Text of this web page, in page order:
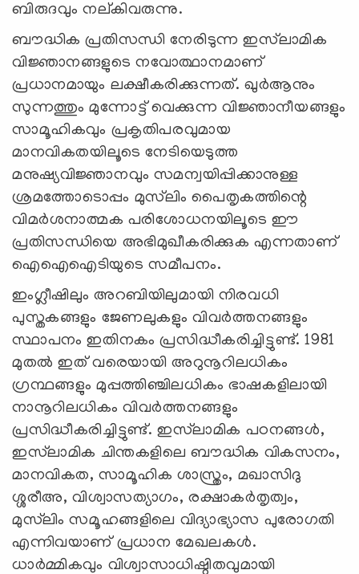
ബിരുദവും നല്കിവരുന്നു.
ബൗദ്ധിക പ്രതിസന്ധി നേരിടുന്ന ഇസ്‍ലാമിക
വിജ്ഞാനങ്ങളുടെ നവോത്ഥാനമാണ്
പ്രധാനമായും ലക്ഷീകരിക്കുന്നത്. ഖുർആനും
സുന്നത്തും മുന്നോട്ട് വെക്കുന്ന വിജ്ഞാനീയങ്ങളും
സാമൂഹികവും പ്രകൃതിപരവുമായ
മാനവികതയിലൂടെ നേടിയെടുത്ത
മനുഷ്യവിജ്ഞാനവും സമന്വയിപ്പിക്കാനുള്ള
ശ്രമത്തോടൊപ്പം മുസ്‌ലിം പൈതൃകത്തിന്റെ
വിമർശനാത്മക പരിശോധനയിലൂടെ ഈ
പ്രതിസന്ധിയെ അഭിമുഖീകരിക്കുക എന്നതാണ്
ഐഐഐടിയുടെ സമീപനം.
ഇംഗ്ലീഷിലും അറബിയിലുമായി നിരവധി
പുസ്തകങ്ങളും ജേണലുകളും വിവർത്തനങ്ങളും
സ്ഥാപനം ഇതിനകം പ്രസിദ്ധീകരിച്ചിട്ടുണ്ട്. 1981
മുതൽ ഇത് വരെയായി അറുനൂറിലധികം
ഗ്രന്ഥങ്ങളും മുപ്പത്തിഞ്ചിലധികം ഭാഷകളിലായി
നാനൂറിലധികം വിവർത്തനങ്ങളും
പ്രസിദ്ധീകരിച്ചിട്ടുണ്ട്. ഇസ്‌ലാമിക പഠനങ്ങൾ,
ഇസ്‌ലാമിക ചിന്തകളിലെ ബൗദ്ധിക വികസനം,
മാനവികത, സാമൂഹിക ശാസ്ത്രം, മഖാസിദു
ശ്ശരീഅ, വിശ്വാസത്യാഗം, രക്ഷാകർതൃത്വം,
മുസ്‌ലിം സമൂഹങ്ങളിലെ വിദ്യാഭ്യാസ പുരോഗതി
എന്നിവയാണ് പ്രധാന മേഖലകള്‍.
ധാർമ്മികവും വിശ്വാസാധിഷ്ഠിതവുമായി